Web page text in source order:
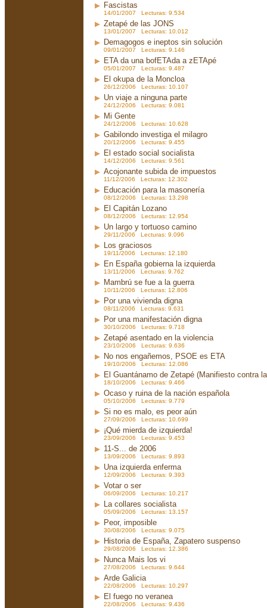
Fascistas
14/01/2007 Lecturas: 9.534
Zetapé de las JONS
13/01/2007 Lecturas: 10.012
Demagogos e ineptos sin solución
09/01/2007 Lecturas: 9.146
ETA da una bofETAda a zETApé
05/01/2007 Lecturas: 9.487
El okupa de la Moncloa
26/12/2006 Lecturas: 10.107
Un viaje a ninguna parte
24/12/2006 Lecturas: 9.081
Mi Gente
24/12/2006 Lecturas: 10.628
Gabilondo investiga el milagro
20/12/2006 Lecturas: 9.455
El estado social socialista
14/12/2006 Lecturas: 9.561
Acojonante subida de impuestos
11/12/2006 Lecturas: 12.302
Educación para la masonería
08/12/2006 Lecturas: 13.298
El Capitán Lozano
08/12/2006 Lecturas: 12.954
Un largo y tortuoso camino
29/11/2006 Lecturas: 9.096
Los graciosos
19/11/2006 Lecturas: 12.180
En España gobierna la izquierda
13/11/2006 Lecturas: 9.762
Mambrú se fue a la guerra
10/11/2006 Lecturas: 12.806
Por una vivienda digna
08/11/2006 Lecturas: 9.631
Por una manifestación digna
30/10/2006 Lecturas: 9.718
Zetapé asentado en la violencia
23/10/2006 Lecturas: 9.636
No nos engañemos, PSOE es ETA
19/10/2006 Lecturas: 12.086
El Guantánamo de Zetapé (Manifiesto contra
18/10/2006 Lecturas: 9.466
Ocaso y ruina de la nación española
05/10/2006 Lecturas: 9.779
Si no es malo, es peor aún
27/09/2006 Lecturas: 10.699
¡Qué mierda de izquierda!
23/09/2006 Lecturas: 9.453
11-S... de 2006
13/09/2006 Lecturas: 9.893
Una izquierda enferma
12/09/2006 Lecturas: 9.393
Votar o ser
06/09/2006 Lecturas: 10.217
La collares socialista
05/09/2006 Lecturas: 13.157
Peor, imposible
30/08/2006 Lecturas: 9.075
Historia de España, Zapatero suspenso
29/08/2006 Lecturas: 12.386
Nunca Mais los vi
27/08/2006 Lecturas: 9.644
Arde Galicia
22/08/2006 Lecturas: 10.297
El fuego no veranea
22/08/2006 Lecturas: 9.436